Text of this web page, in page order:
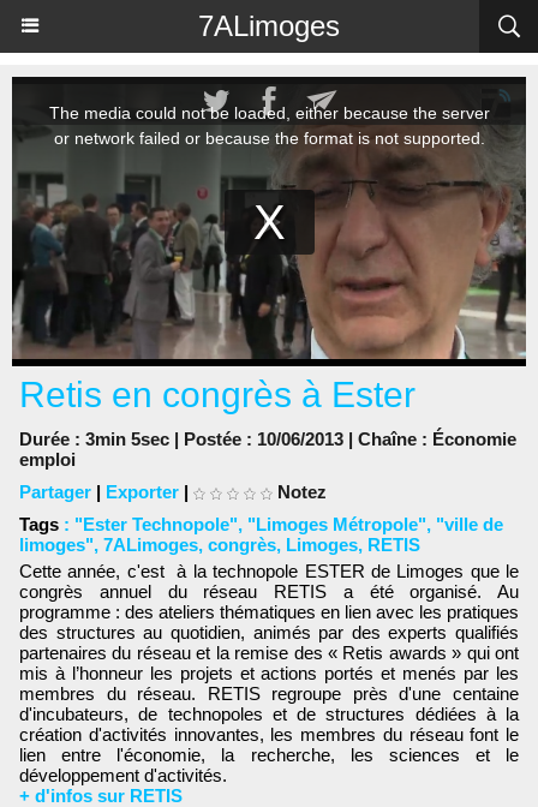
7ALimoges
Retis en congrès à Ester
Durée : 3min 5sec | Postée : 10/06/2013 | Chaîne : Économie
emploi
Partager | Exporter |
Notez
Tags : "Ester Technopole", "Limoges Métropole", "ville de
limoges", 7ALimoges, congrès, Limoges, RETIS
Cette année, c'est à la technopole ESTER de Limoges que le
congrès annuel du réseau RETIS a été organisé. Au
programme : des ateliers thématiques en lien avec les pratiques
des structures au quotidien, animés par des experts qualifiés
partenaires du réseau et la remise des « Retis awards » qui ont
mis à l’honneur les projets et actions portés et menés par les
membres du réseau. RETIS regroupe près d'une centaine
d'incubateurs, de technopoles et de structures dédiées à la
création d'activités innovantes, les membres du réseau font le
lien entre l'économie, la recherche, les sciences et le
développement d'activités.
+ d'infos sur RETIS